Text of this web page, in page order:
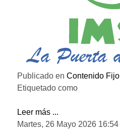
Publicado en Contenido Fijo
Etiquetado como
Leer más ...
Martes, 26 Mayo 2026 16:54